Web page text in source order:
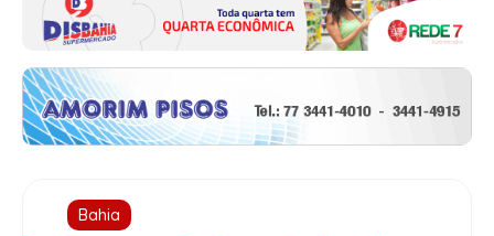
Bahia